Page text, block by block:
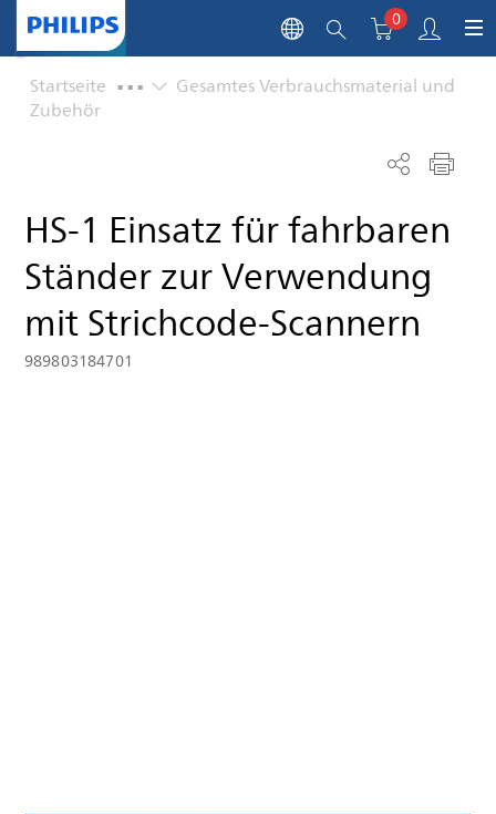
0
Startseite ...
Gesamtes Verbrauchsmaterial und
Zubehör
HS-1 Einsatz für fahrbaren
Ständer zur Verwendung
mit Strichcode‑Scannern
989803184701